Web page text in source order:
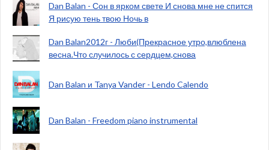
Dan Balan - Сон в ярком свете И снова мне не спится
Я рисую тень твою Ночь в
Dan Balan2012г - Люби(Прекрасное утро,влюблена
весна.Что случилось с сердцем,снова
Dan Balan и Tanya Vander - Lendo Calendo
Dan Balan - Freedom piano instrumental